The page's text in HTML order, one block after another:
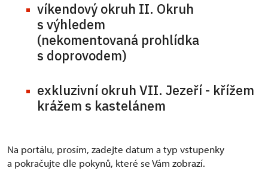
víkendový okruh II. Okruh
s výhledem
(nekomentovaná prohlídka
s doprovodem)
exkluzivní okruh VII. Jezeří - křížem
krážem s kastelánem
Na portálu, prosím, zadejte datum a typ vstupenky
a pokračujte dle pokynů, které se Vám zobrazí.